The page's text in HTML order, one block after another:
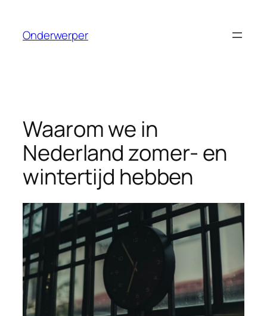
Onderwerper
Waarom we in
Nederland zomer- en
wintertijd hebben